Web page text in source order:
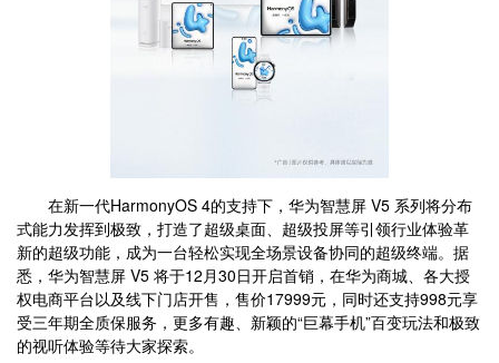
在新一代HarmonyOS 4的支持下，华为智慧屏 V5 系列将分布
式能力发挥到极致，打造了超级桌面、超级投屏等引领行业体验革
新的超级功能，成为一台轻松实现全场景设备协同的超级终端。据
悉，华为智慧屏 V5 将于12月30日开启首销，在华为商城、各大授
权电商平台以及线下门店开售，售价17999元，同时还支持998元享
受三年期全质保服务，更多有趣、新颖的“巨幕手机”百变玩法和极致
的视听体验等待大家探索。